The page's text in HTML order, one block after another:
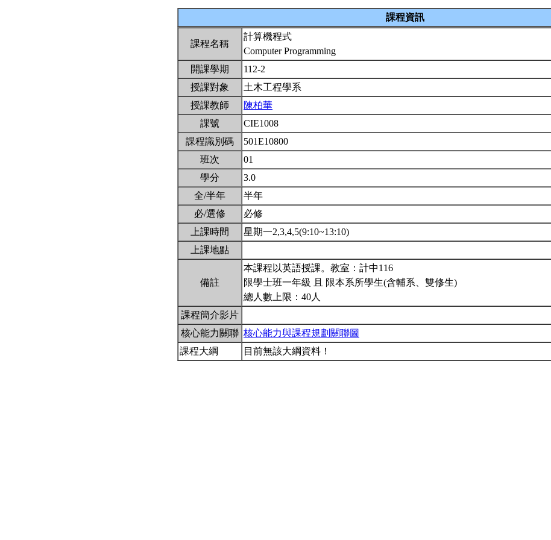
課程資訊
課程名稱
計算機程式
Computer Programming
開課學期
112-2
授課對象
土木工程學系
授課教師
陳柏華
課號
CIE1008
課程識別碼
501E10800
班次
01
學分
3.0
全/半年
半年
必/選修
必修
上課時間
星期一2,3,4,5(9:10~13:10)
上課地點
備註
本課程以英語授課。教室：計中116
限學士班一年級 且 限本系所學生(含輔系、雙修生)
總人數上限：40人
課程簡介影片
核心能力關聯 核心能力與課程規劃關聯圖
課程大綱
目前無該大綱資料！